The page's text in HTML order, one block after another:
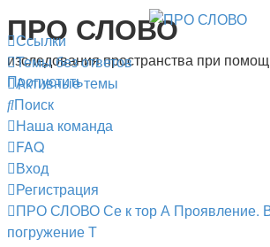
ПРО СЛОВО
изследования пространства при
Пропустить
Ссылки
Темы без ответов
Активные темы
Поиск
Наша команда
FAQ
Вход
Регистрация
ПРО СЛОВОСе к тор А Проявление.
погружениеТ